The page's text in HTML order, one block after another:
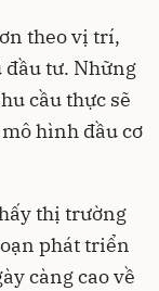
theo vị trí,
đầu tư. Những
cầu thực sẽ
hình đầu cơ
thị trường
phát triển
càng cao về